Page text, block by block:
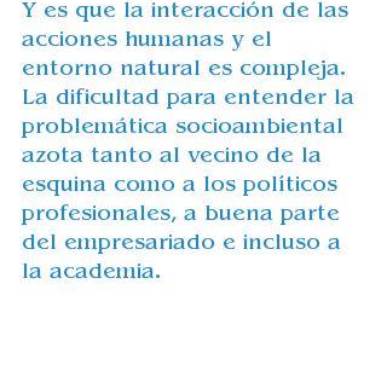
Y es que la interacción de las
acciones humanas y el
entorno natural es compleja.
La dificultad para entender la
problemática socioambiental
azota tanto al vecino de la
esquina como a los políticos
profesionales, a buena parte
del empresariado e incluso a
la academia.